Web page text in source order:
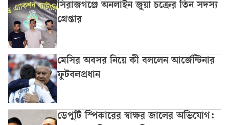
সিরাজগঞ্জে অনলাইন জুয়া চক্রের তিন সদস্য
গ্রেপ্তার
মেসির অবসর নিয়ে কী বললেন আর্জেন্টিনার
ফুটবলপ্রধান
ডেপুটি স্পিকারের স্বাক্ষর জালের অভিযোগ: